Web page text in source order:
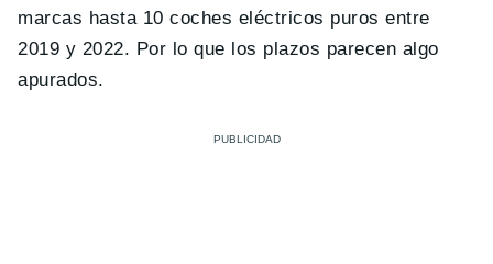
marcas hasta 10 coches eléctricos puros entre
2019 y 2022. Por lo que los plazos parecen algo
apurados.